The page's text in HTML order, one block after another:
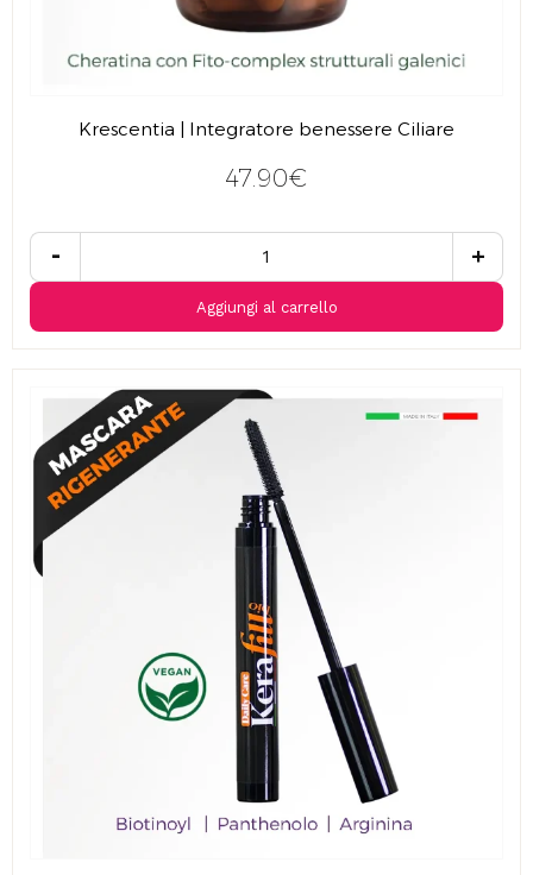
Krescentia | Integratore benessere Ciliare
47.90€
- +
Aggiungi al carrello